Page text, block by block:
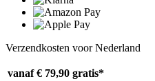
Verzendkosten voor Nederland
vanaf € 79,90 gratis*